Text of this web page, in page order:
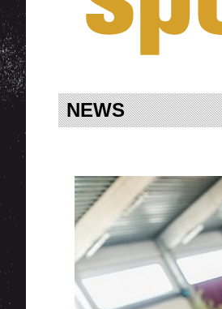
NEWS